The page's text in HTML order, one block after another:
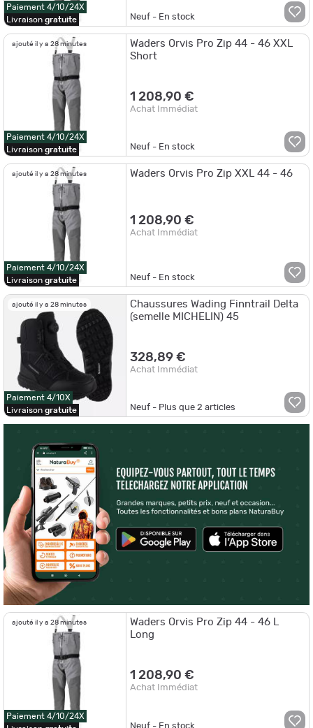
Paiement 4/10/24X
Livraison gratuite Neuf - En stock
ajouté il y a 28 minutes
Paiement 4/10/24X
Livraison gratuite
Waders Orvis Pro Zip 44 - 46 XXL
Short
1 208,90 €
Achat Immédiat
Neuf - En stock
ajouté il y a 28 minutes
Paiement 4/10/24X
Livraison gratuite
Waders Orvis Pro Zip XXL 44 - 46
1 208,90 €
Achat Immédiat
Neuf - En stock
ajouté il y a 28 minutes
Paiement 4/10X
Livraison gratuite
Chaussures Wading Finntrail Delta
(semelle MICHELIN) 45
328,89 €
Achat Immédiat
Neuf - Plus que2 articles
ajouté il y a 28 minutes
Paiement 4/10/24X
Waders Orvis Pro Zip 44 - 46 L
Long
1 208,90 €
Achat Immédiat
Neuf - En stock